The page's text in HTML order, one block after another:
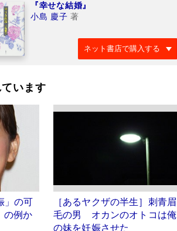
『幸せな結婚』
小島 慶子 著
ネット書店で購入する
います
」の可
の例か
［あるヤクザの半生］刺青眉
毛の男 オカンのオトコは俺
の妹を妊娠させた